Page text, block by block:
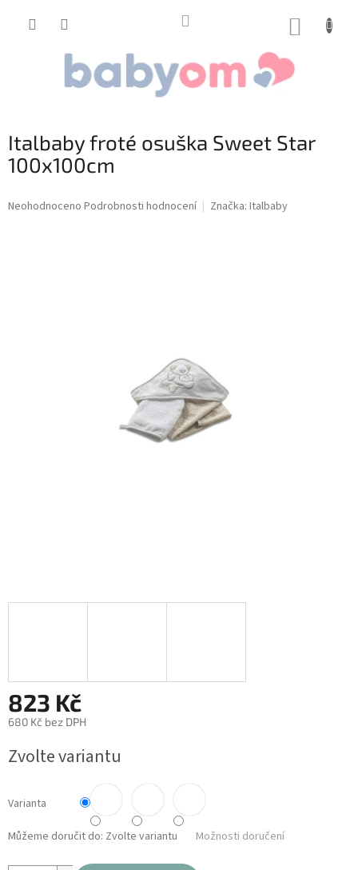
Italbaby froté osuška Sweet Star
100x100cm
Průměrné
Neohodnoceno Podrobnosti hodnocení Značka: Italbaby
823 Kč
680 Kč bez DPH
cena:
Zvolte variantu
Varianta
Můžeme doručit do: Zvolte variantu Možnosti doručení